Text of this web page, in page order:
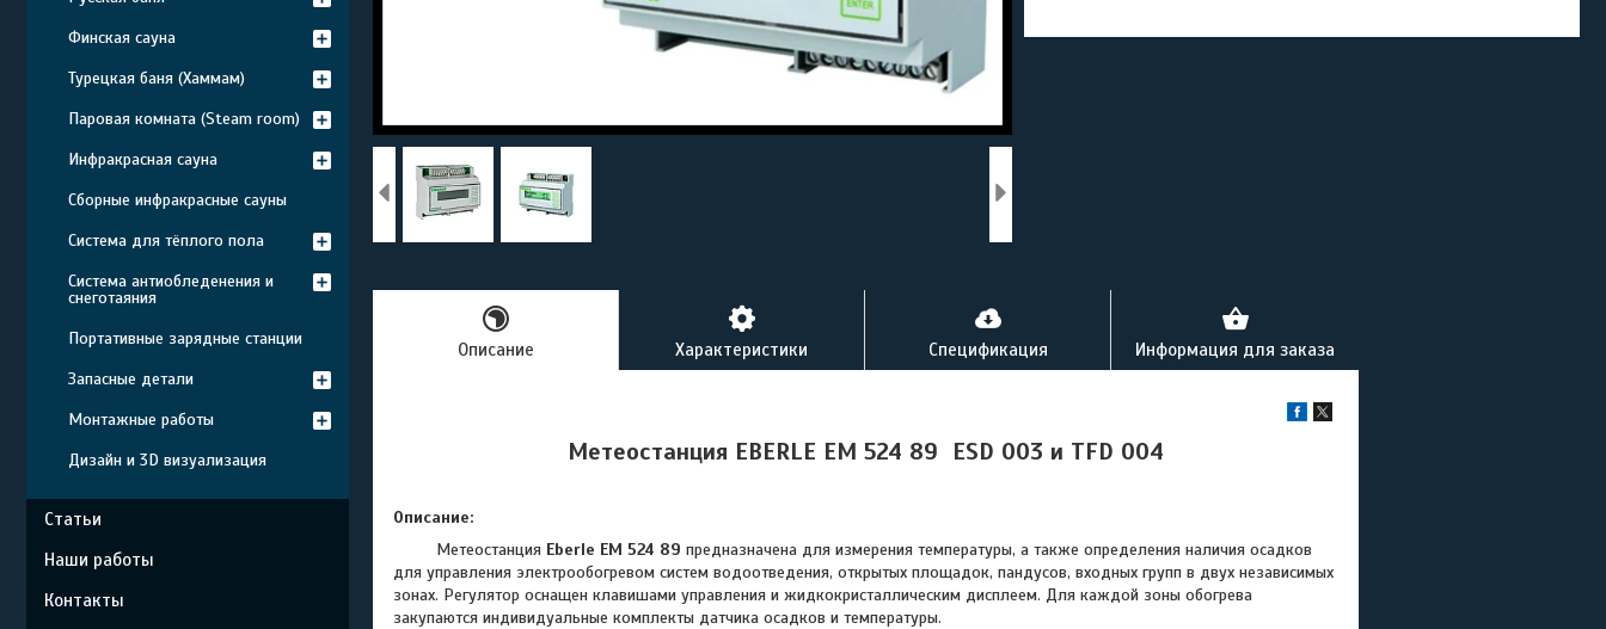
Описание Характеристики Спецификация Информация для заказа
Метеостанция EBERLE ЕМ 524 89 ESD 003 и TFD 004
Описание:
Метеостанция Eberle EM 524 89 предназначена для измерения температуры, а также определения наличия осадков
для управления электрообогревом систем водоотведения, открытых площадок, пандусов, входных групп в двух независимых
зонах. Регулятор оснащен клавишами управления и жидкокристаллическим дисплеем. Для каждой зоны обогрева
закупаются индивидуальные комплекты датчика осадков и температуры.
Финская сауна
Турецкая баня (Хаммам)
Паровая комната (Steam room)
Инфракрасная сауна
Сборные инфракрасные сауны
Система для тёплого пола
Система антиобледенения и
снеготаяния
Портативные зарядные станции
Запасные детали
Монтажные работы
Дизайн и 3D визуализация
Статьи
Наши работы
Контакты